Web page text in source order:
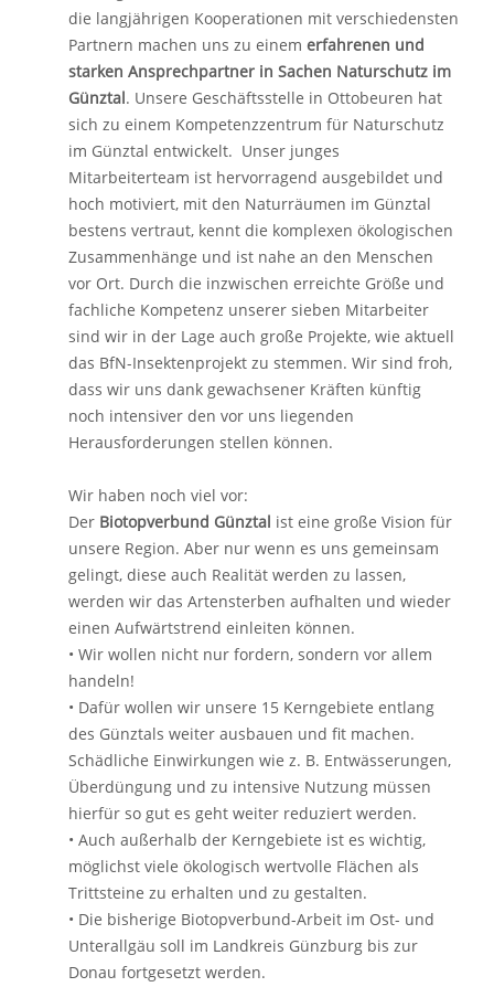
die langjährigen Kooperationen mit verschiedensten
Partnern machen uns zu einem erfahrenen und
starken Ansprechpartner in Sachen Naturschutz im
Günztal. Unsere Geschäftsstelle in Ottobeuren hat
sich zu einem Kompetenzzentrum für Naturschutz
im Günztal entwickelt. Unser junges
Mitarbeiterteam ist hervorragend ausgebildet und
hoch motiviert, mit den Naturräumen im Günztal
bestens vertraut, kennt die komplexen ökologischen
Zusammenhänge und ist nahe an den Menschen
vor Ort. Durch die inzwischen erreichte Größe und
fachliche Kompetenz unserer sieben Mitarbeiter
sind wir in der Lage auch große Projekte, wie aktuell
das BfN-Insektenprojekt zu stemmen. Wir sind froh,
dass wir uns dank gewachsener Kräften künftig
noch intensiver den vor uns liegenden
Herausforderungen stellen können.
Wir haben noch viel vor:
Der Biotopverbund Günztal ist eine große Vision für
unsere Region. Aber nur wenn es uns gemeinsam
gelingt, diese auch Realität werden zu lassen,
werden wir das Artensterben aufhalten und wieder
einen Aufwärtstrend einleiten können.
• Wir wollen nicht nur fordern, sondern vor allem
handeln!
• Dafür wollen wir unsere 15 Kerngebiete entlang
des Günztals weiter ausbauen und fit machen.
Schädliche Einwirkungen wie z. B. Entwässerungen,
Überdüngung und zu intensive Nutzung müssen
hierfür so gut es geht weiter reduziert werden.
• Auch außerhalb der Kerngebiete ist es wichtig,
möglichst viele ökologisch wertvolle Flächen als
Trittsteine zu erhalten und zu gestalten.
• Die bisherige Biotopverbund-Arbeit im Ost- und
Unterallgäu soll im Landkreis Günzburg bis zur
Donau fortgesetzt werden.